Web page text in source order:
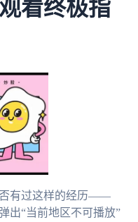
看终极指
否有过这样的经历——
出“当前地区不可播放”